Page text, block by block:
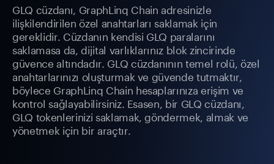
GLQ cüzdanı, GraphLinq Chain adresinizle
ilişkilendirilen özel anahtarları saklamak için
gereklidir. Cüzdanın kendisi GLQ paralarını
saklamasa da, dijital varlıklarınız blok zincirinde
güvence altındadır. GLQ cüzdanının temel rolü, özel
anahtarlarınızı oluşturmak ve güvende tutmaktır,
böylece GraphLinq Chain hesaplarınıza erişim ve
kontrol sağlayabilirsiniz. Esasen, bir GLQ cüzdanı,
GLQ tokenlerinizi saklamak, göndermek, almak ve
yönetmek için bir araçtır.